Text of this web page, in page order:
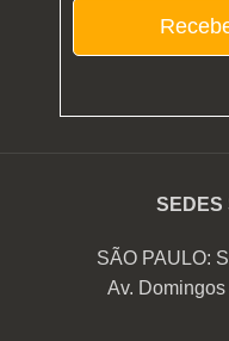
SEDES
SÃO PAULO:
Av.